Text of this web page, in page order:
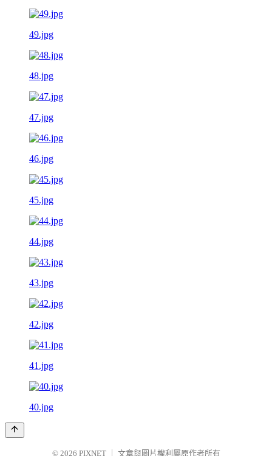
49.jpg
48.jpg
47.jpg
46.jpg
45.jpg
44.jpg
43.jpg
42.jpg
41.jpg
40.jpg
© 2026 PIXNET 文章與圖片權利屬原作者所有